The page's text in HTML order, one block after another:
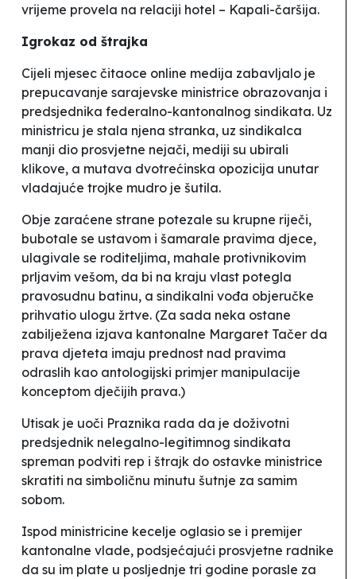
vrijeme provela na relaciji hotel – Kapali-čaršija.
Igrokaz od štrajka
Cijeli mjesec čitaoce online medija zabavljalo je
prepucavanje sarajevske ministrice obrazovanja i
predsjednika federalno-kantonalnog sindikata. Uz
ministricu je stala njena stranka, uz sindikalca
manji dio prosvjetne nejači, mediji su ubirali
klikove, a mutava dvotrećinska opozicija unutar
vladajuće trojke mudro je šutila.
Obje zaraćene strane potezale su krupne riječi,
bubotale se ustavom i šamarale pravima djece,
ulagivale se roditeljima, mahale protivnikovim
prljavim vešom, da bi na kraju vlast potegla
pravosudnu batinu, a sindikalni vođa objeručke
prihvatio ulogu žrtve. (Za sada neka ostane
zabilježena izjava kantonalne Margaret Tačer da
prava djeteta imaju prednost nad pravima
odraslih kao antologijski primjer manipulacije
konceptom dječijih prava.)
Utisak je uoči Praznika rada da je doživotni
predsjednik nelegalno-legitimnog sindikata
spreman podviti rep i štrajk do ostavke ministrice
skratiti na simboličnu minutu šutnje za samim
sobom.
Ispod ministricine kecelje oglasio se i premijer
kantonalne vlade, podsjećajući prosvjetne radnike
da su im plate u posljednje tri godine porasle za